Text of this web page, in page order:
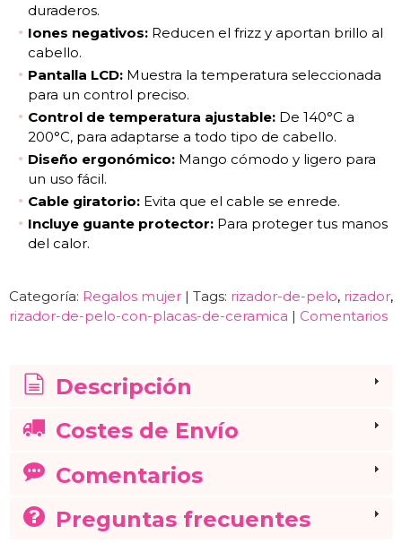
duraderos.
Iones negativos: Reducen el frizz y aportan brillo al
cabello.
Pantalla LCD: Muestra la temperatura seleccionada
para un control preciso.
Control de temperatura ajustable: De 140°C a
200°C, para adaptarse a todo tipo de cabello.
Diseño ergonómico: Mango cómodo y ligero para
un uso fácil.
Cable giratorio: Evita que el cable se enrede.
Incluye guante protector: Para proteger tus manos
del calor.
Categoría: Regalos mujer | Tags: rizador-de-pelo rizador
rizador-de-pelo-con-placas-de-ceramica | Comentarios
Descripción
Costes de Envío
Comentarios
Preguntas frecuentes